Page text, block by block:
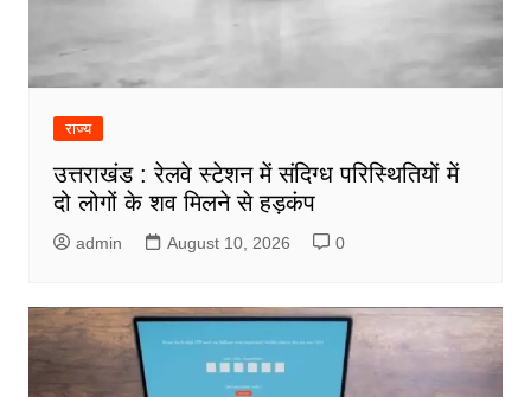
राज्य
उत्तराखंड : रेलवे स्टेशन में संदिग्ध परिस्थितियों में
दो लोगों के शव मिलने से हड़कंप
admin August 10, 2026 0